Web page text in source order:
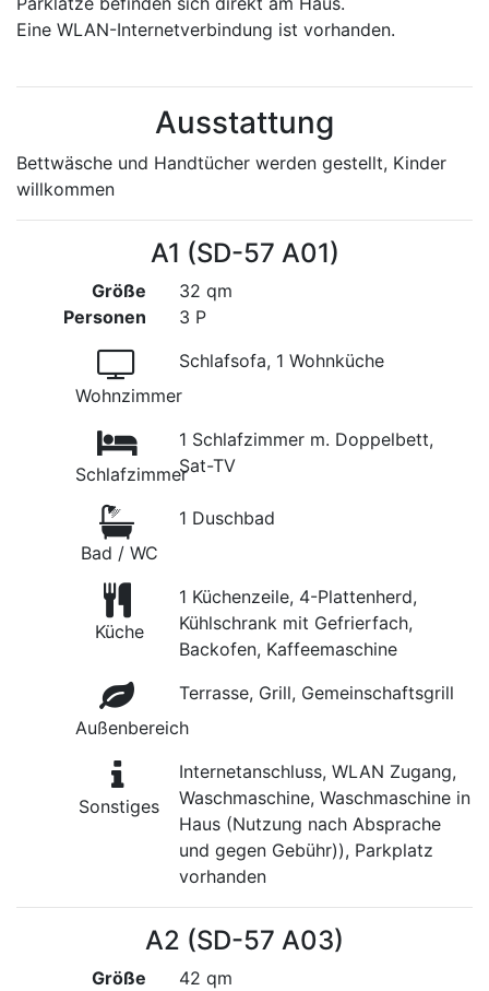
Eine WLAN-Internetverbindung ist vorhanden.
Ausstattung
Bettwäsche und Handtücher werden gestellt, Kinder
willkommen
A1 (SD-57 A01)
Größe
Personen
32 qm
3 P
Wohnzimmer
Schlafsofa, 1 Wohnküche
Schlafzimmer
1 Schlafzimmer m. Doppelbett,
Sat-TV
Bad / WC
1 Duschbad
Küche
1 Küchenzeile, 4-Plattenherd,
Kühlschrank mit Gefrierfach,
Backofen, Kaffeemaschine
Außenbereich
Terrasse, Grill, Gemeinschaftsgrill
Sonstiges
Internetanschluss, WLAN Zugang,
Waschmaschine, Waschmaschine in
Haus (Nutzung nach Absprache
und gegen Gebühr)), Parkplatz
vorhanden
A2 (SD-57 A03)
Größe
42 qm